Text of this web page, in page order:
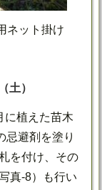
ネット掛け
）
に植えた苗木
忌避剤を塗り
を付け、その
真-8）も行い